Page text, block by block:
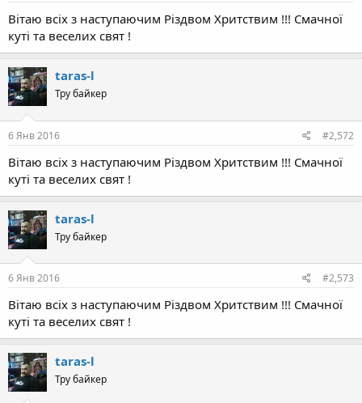
Вітаю всіх з наступаючим Різдвом Хритствим !!! Смачної
куті та веселих свят !
taras-l
Тру байкер
6 Янв 2016 #2,572
Вітаю всіх з наступаючим Різдвом Хритствим !!! Смачної
куті та веселих свят !
taras-l
Тру байкер
6 Янв 2016 #2,573
Вітаю всіх з наступаючим Різдвом Хритствим !!! Смачної
куті та веселих свят !
taras-l
Тру байкер